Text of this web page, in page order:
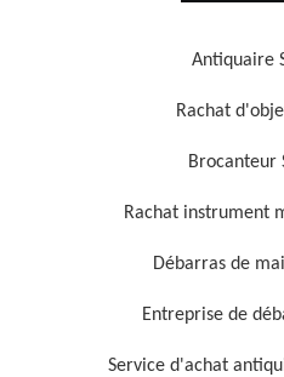
Antiquaire
Rachat
Brocanteur
Rachat instrument
Débarras de
Entreprise de
Service d'achat